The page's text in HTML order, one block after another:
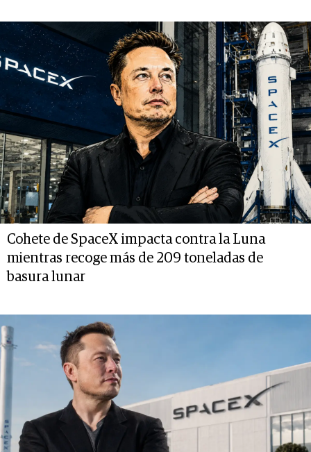
Cohete de SpaceX impacta contra la Luna
mientras recoge más de 209 toneladas de
basura lunar